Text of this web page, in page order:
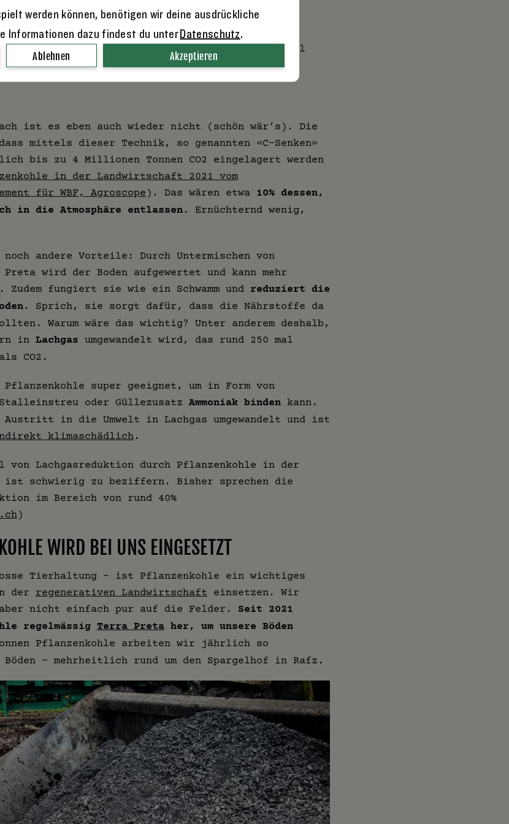
So könnte es gelingen, CO2 aus der
und für die nächsten paar Jahrtausende in
Genau das, was wir brauchen, um dem Klimawandel
ist es eben auch wieder nicht (schön wär’s). Die
mittels dieser Technik, so genannten «C-Senken»
bis zu 4 Millionen Tonnen CO2 eingelagert werden
in der Landwirtschaft 2021 vom
für WBF, Agroscope ). Das wären etwa 10% dessen,
in die Atmosphäre entlassen . Ernüchternd wenig,
andere Vorteile: Durch Untermischen von
wird der Boden aufgewertet und kann mehr
fungiert sie wie ein Schwamm und reduziert die
. Sprich, sie sorgt dafür, dass die Nährstoffe da
Warum wäre das wichtig? Unter anderem deshalb,
in Lachgas umgewandelt wird, das rund 250 mal
CO2.
super geeignet, um in Form von
oder Güllezusatz Ammoniak binden kann.
Austritt in die Umwelt in Lachgas umgewandelt und ist
klimaschädlich .
von Lachgasreduktion durch Pflanzenkohle in der
schwierig zu beziffern. Bisher sprechen die
im Bereich von rund 40%
)
WIRD BEI UNS EINGESETZT
Tierhaltung - ist Pflanzenkohle ein wichtiges
der regenerativen Landwirtschaft einsetzen. Wir
aber nicht einfach pur auf die Felder. Seit 2021
regelmässig Terra Preta her, um unsere Böden
Pflanzenkohle arbeiten wir jährlich so
– mehrheitlich rund um den Spargelhof in Rafz.
werden können, benötigen wir deine ausdrückliche
Informationen dazu findest du unterDatenschutz.
Ablehnen Akzeptieren